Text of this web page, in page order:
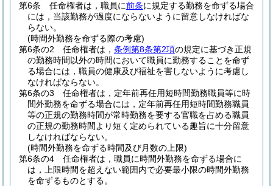
第6条
任命権者は，職員に前条に規定する勤務を命ずる場合
には，当該勤務が過度にならないように留意しなければな
らない。
(時間外勤務を命ずる際の考慮)
第6条の2
任命権者は， 条例第8条第2項の規定に基づき正規
の勤務時間以外の時間において職員に勤務することを命ず
る場合には，職員の健康及び福祉を害しないように考慮し
なければならない。
第6条の3
任命権者は，定年前再任用短時間勤務職員等に時
間外勤務を命ずる場合には，定年前再任用短時間勤務職員
等の正規の勤務時間が常時勤務を要する官職を占める職員
の正規の勤務時間より短く定められている趣旨に十分留意
しなければならない。
(時間外勤務を命ずる時間及び月数の上限)
第6条の4
任命権者は，職員に時間外勤務を命ずる場合に
は，上限時間を超えない範囲内で必要最小限の時間外勤務
を命ずるものとする。